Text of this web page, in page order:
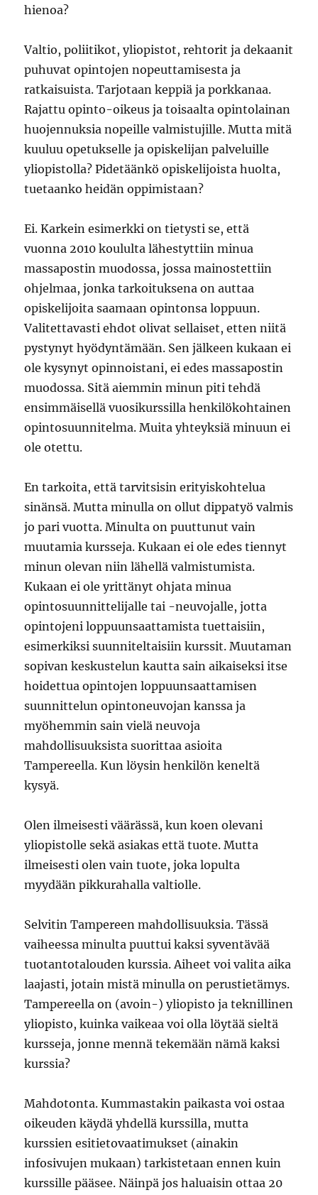
hienoa?
Valtio, poliitikot, yliopistot, rehtorit ja dekaanit
puhuvat opintojen nopeuttamisesta ja
ratkaisuista. Tarjotaan keppiä ja porkkanaa.
Rajattu opinto-oikeus ja toisaalta opintolainan
huojennuksia nopeille valmistujille. Mutta mitä
kuuluu opetukselle ja opiskelijan palveluille
yliopistolla? Pidetäänkö opiskelijoista huolta,
tuetaanko heidän oppimistaan?
Ei. Karkein esimerkki on tietysti se, että
vuonna 2010 koululta lähestyttiin minua
massapostin muodossa, jossa mainostettiin
ohjelmaa, jonka tarkoituksena on auttaa
opiskelijoita saamaan opintonsa loppuun.
Valitettavasti ehdot olivat sellaiset, etten niitä
pystynyt hyödyntämään. Sen jälkeen kukaan ei
ole kysynyt opinnoistani, ei edes massapostin
muodossa. Sitä aiemmin minun piti tehdä
ensimmäisellä vuosikurssilla henkilökohtainen
opintosuunnitelma. Muita yhteyksiä minuun ei
ole otettu.
En tarkoita, että tarvitsisin erityiskohtelua
sinänsä. Mutta minulla on ollut dippatyö valmis
jo pari vuotta. Minulta on puuttunut vain
muutamia kursseja. Kukaan ei ole edes tiennyt
minun olevan niin lähellä valmistumista.
Kukaan ei ole yrittänyt ohjata minua
opintosuunnittelijalle tai -neuvojalle, jotta
opintojeni loppuunsaattamista tuettaisiin,
esimerkiksi suunniteltaisiin kurssit. Muutaman
sopivan keskustelun kautta sain aikaiseksi itse
hoidettua opintojen loppuunsaattamisen
suunnittelun opintoneuvojan kanssa ja
myöhemmin sain vielä neuvoja
mahdollisuuksista suorittaa asioita
Tampereella. Kun löysin henkilön keneltä
kysyä.
Olen ilmeisesti väärässä, kun koen olevani
yliopistolle sekä asiakas että tuote. Mutta
ilmeisesti olen vain tuote, joka lopulta
myydään pikkurahalla valtiolle.
Selvitin Tampereen mahdollisuuksia. Tässä
vaiheessa minulta puuttui kaksi syventävää
tuotantotalouden kurssia. Aiheet voi valita aika
laajasti, jotain mistä minulla on perustietämys.
Tampereella on (avoin-) yliopisto ja teknillinen
yliopisto, kuinka vaikeaa voi olla löytää sieltä
kursseja, jonne mennä tekemään nämä kaksi
kurssia?
Mahdotonta. Kummastakin paikasta voi ostaa
oikeuden käydä yhdellä kurssilla, mutta
kurssien esitietovaatimukset (ainakin
infosivujen mukaan) tarkistetaan ennen kuin
kurssille pääsee. Näinpä jos haluaisin ottaa 20